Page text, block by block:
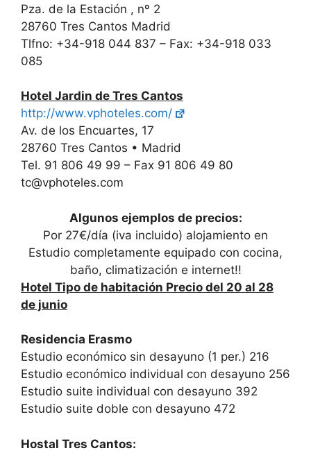
Pza. de la Estación , nº 2
28760 Tres Cantos Madrid
Tlfno: +34-918 044 837 – Fax: +34-918 033
085
Hotel Jardin de Tres Cantos
http://www.vphoteles.com/
Av. de los Encuartes, 17
28760 Tres Cantos • Madrid
Tel. 91 806 49 99 – Fax 91 806 49 80
tc@vphoteles.com
Algunos ejemplos de precios:
Por 27€/día (iva incluido) alojamiento en
Estudio completamente equipado con cocina,
baño, climatización e internet!!
Hotel Tipo de habitación Precio del 20 al 28
de junio
Residencia Erasmo
Estudio económico sin desayuno (1 per.) 216
Estudio económico individual con desayuno 256
Estudio suite individual con desayuno 392
Estudio suite doble con desayuno 472
Hostal Tres Cantos: